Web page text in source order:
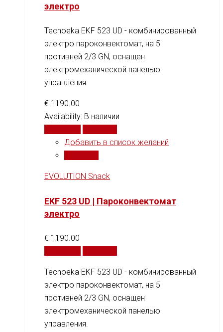
электро
Tecnoeka EKF 523 UD - комбинированный
электро пароконвектомат, на 5
противней 2/3 GN, оснащен
электромеханической панелью
управления.
€ 1190.00
Availability: В наличии
Добавить в список желаний
EVOLUTION Snack
EKF 523 UD | Пароконвектомат
электро
€ 1190.00
Tecnoeka EKF 523 UD - комбинированный
электро пароконвектомат, на 5
противней 2/3 GN, оснащен
электромеханической панелью
управления.